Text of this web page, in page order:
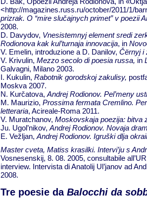
<http://magazines.russ.ru/october/2011/1/
prizrak. O “mire slučajnych primet” v poezii
2008.
D. Davydov, Vnesistemnyj element sredi
Rodionova kak kul’turnaja innovacija, in
V. Emelin, introduzione a D. Danilov, Čërnyj i
V. Krivulin, Mezzo secolo di poesia russa, in
Galvagni, Milano 2003.
I. Kukulin, Rabotnik gorodskoj zakulisy,
Moskva 2007.
N. Kurčatova, Andrej Rodionov. Pel’meny
M. Maurizio, Prossima fermata Cremlino.
letteraria, Acireale-Roma 2011.
V. Muratchanov, Moskovskaja poezija: bitva
Ju. Ugol’nikov, Andrej Rodionov. Novaja
E. Vežljan, Andrej Rodionov. Igruški dlja
Master cveta, Matiss krasilki. Intervi’ju s
Vosnesenskij, 8. 08. 2005, consultabile
interview. Intervista di Anatolij Ul’janov ad
2008.
Tre poesie da Balocchi da